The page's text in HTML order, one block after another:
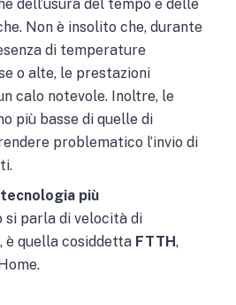
dell’usura del tempo e delle
Non è insolito che, durante
di temperature
o alte, le prestazioni
calo notevole. Inoltre, le
più basse di quelle di
problematico l’invio di
più
si parla di velocità di
è quella cosiddetta FTTH,